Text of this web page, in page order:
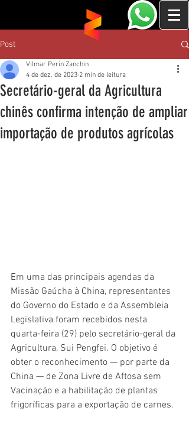
Post
Secretário-geral da Agricultura
chinês confirma intenção de ampliar
importação de produtos agrícolas
Vilmar Perin Zanchin
4 de dez. de 2023 2 min de leitura
Em uma das principais agendas da
Missão Gaúcha à China, representantes
do Governo do Estado e da Assembleia
Legislativa foram recebidos nesta
quarta-feira (29) pelo secretário-geral da
Agricultura, Sui Pengfei. O objetivo é
obter o reconhecimento — por parte da
China — de Zona Livre de Aftosa sem
Vacinação e a habilitação de plantas
frigoríficas para a exportação de carnes.